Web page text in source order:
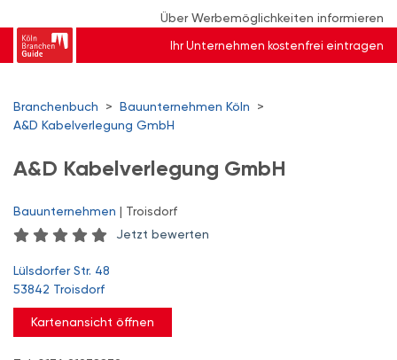
Über Werbemöglichkeiten informieren
Ihr Unternehmen kostenfrei eintragen
Branchenbuch > Bauunternehmen Köln
>
A&D Kabelverlegung GmbH
A&D Kabelverlegung GmbH
Bauunternehmen | Troisdorf
Jetzt bewerten
Lülsdorfer Str. 48
53842 Troisdorf
Kartenansicht öffnen